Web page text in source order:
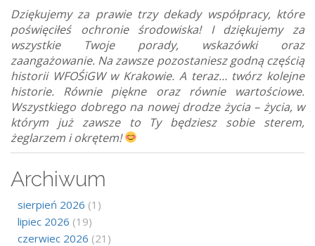
Dziękujemy za prawie trzy dekady współpracy, które
poświęciłeś ochronie środowiska! I dziękujemy za
wszystkie Twoje porady, wskazówki oraz
zaangażowanie. Na zawsze pozostaniesz godną częścią
historii WFOŚiGW w Krakowie. A teraz… twórz kolejne
historie. Równie piękne oraz równie wartościowe.
Wszystkiego dobrego na nowej drodze życia – życia, w
którym już zawsze to Ty będziesz sobie sterem,
żeglarzem i okrętem!
Archiwum
sierpień 2026 (1)
lipiec 2026 (19)
czerwiec 2026 (21)